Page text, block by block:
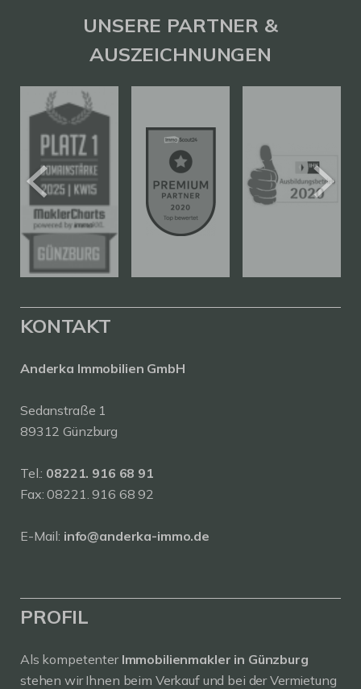
UNSERE PARTNER &
AUSZEICHNUNGEN
KONTAKT
Anderka Immobilien GmbH
Sedanstraße 1
89312 Günzburg
Tel.: 08221. 916 68 91
Fax: 08221. 916 68 92
E-Mail: info@anderka-immo.de
PROFIL
Als kompetenter Immobilienmakler in Günzburg
stehen wir Ihnen beim Verkauf und bei der Vermietung